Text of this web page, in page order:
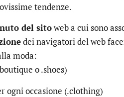
tendenze.
del sitoweb a cui sono
dei navigatori del web
moda:
o .shoes)
ogni occasione (.clothing)